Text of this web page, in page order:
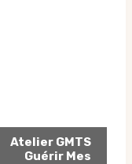
Atelier GMTS
Guérir Mes